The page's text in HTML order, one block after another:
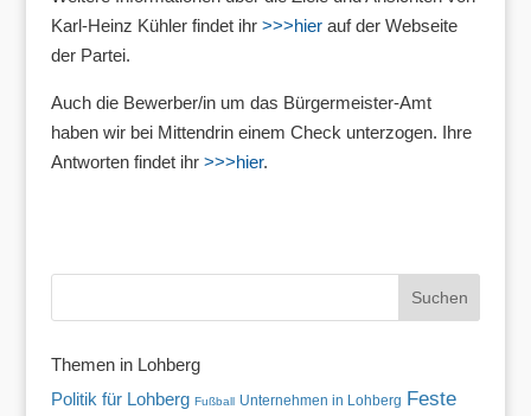
Karl-Heinz Kühler findet ihr >>>hier auf der Webseite
der Partei.
Auch die Bewerber/in um das Bürgermeister-Amt
haben wir bei Mittendrin einem Check unterzogen. Ihre
Antworten findet ihr >>>hier.
Themen in Lohberg
Politik für Lohberg Fußball Unternehmen in Lohberg Feste